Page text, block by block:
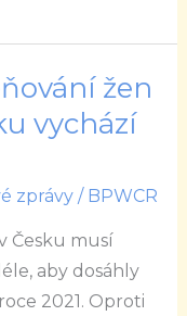
žen
vychází
zprávy/ BPWCR
Česku musí
aby dosáhly
2021. Oproti